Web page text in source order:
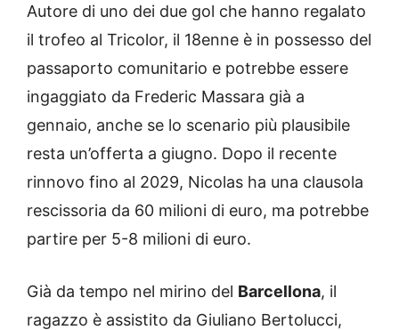
Autore di uno dei due gol che hanno regalato
il trofeo al Tricolor, il 18enne è in possesso del
passaporto comunitario e potrebbe essere
ingaggiato da Frederic Massara già a
gennaio, anche se lo scenario più plausibile
resta un’offerta a giugno. Dopo il recente
rinnovo fino al 2029, Nicolas ha una clausola
rescissoria da 60 milioni di euro, ma potrebbe
partire per 5-8 milioni di euro.
Già da tempo nel mirino del Barcellona, il
ragazzo è assistito da Giuliano Bertolucci,